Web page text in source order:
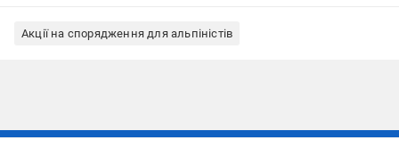
Акції на спорядження для альпіністів